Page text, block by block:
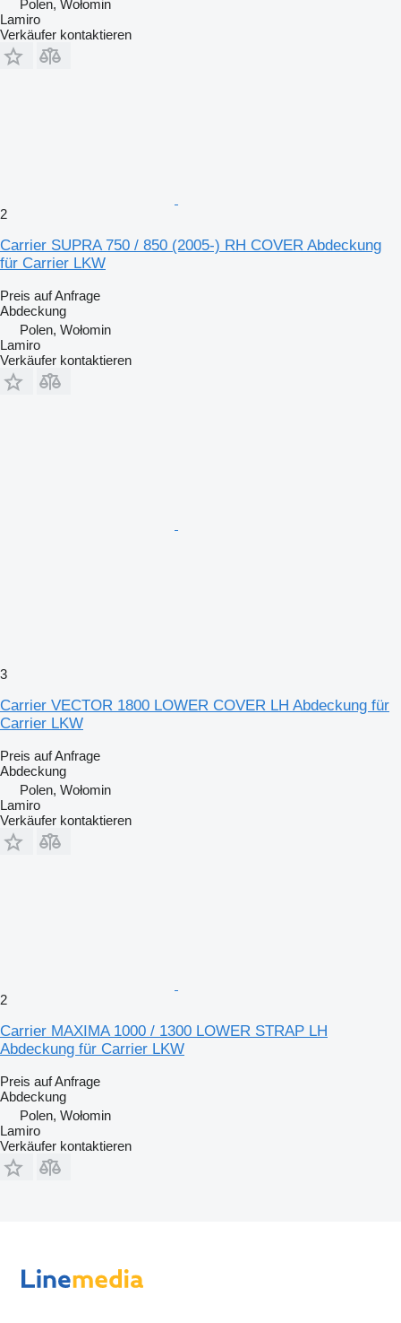
Polen, Wołomin
Lamiro
Verkäufer kontaktieren
2
Carrier SUPRA 750 / 850 (2005-) RH COVER Abdeckung
für Carrier LKW
Preis auf Anfrage
Abdeckung
Polen, Wołomin
Lamiro
Verkäufer kontaktieren
3
Carrier VECTOR 1800 LOWER COVER LH Abdeckung für
Carrier LKW
Preis auf Anfrage
Abdeckung
Polen, Wołomin
Lamiro
Verkäufer kontaktieren
2
Carrier MAXIMA 1000 / 1300 LOWER STRAP LH
Abdeckung für Carrier LKW
Preis auf Anfrage
Abdeckung
Polen, Wołomin
Lamiro
Verkäufer kontaktieren